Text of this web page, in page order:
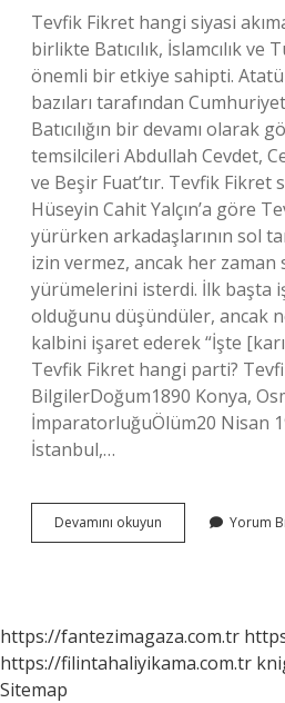
Tevfik Fikret hangi siyasi
birlikte Batıcılık, İslamcılık
önemli bir etkiye sahipti.
bazıları tarafından
Batıcılığın bir devamı olarak
temsilcileri Abdullah Cevdet,
ve Beşir Fuat’tır. Tevfik Fikret
Hüseyin Cahit Yalçın’a göre
yürürken arkadaşlarının sol
izin vermez, ancak her zaman
yürümelerini isterdi. İlk başta
olduğunu düşündüler, ancak
kalbini işaret ederek “İşte
Tevfik Fikret hangi parti?
BilgilerDoğum1890 Konya,
İmparatorluğuÖlüm20 Nisan
İstanbul,…
Devamını okuyun
Fikret
Yorum
https://fantezimagaza.com.tr
https://filintahaliyikama.com.tr
Sitemap